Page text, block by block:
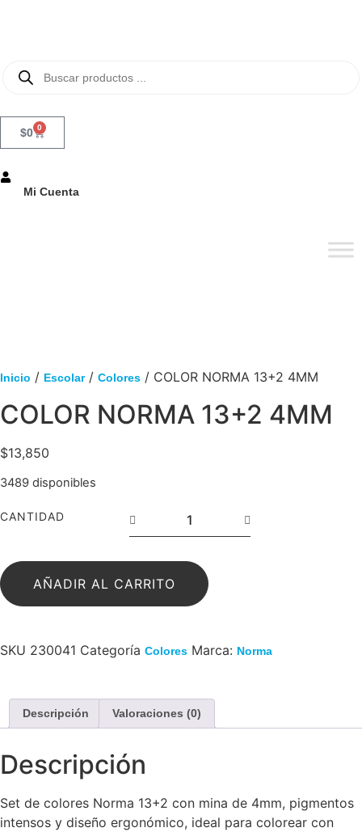
$0 0
Mi Cuenta
Inicio / Escolar/ Colores / COLOR NORMA 13+2 4MM
COLOR NORMA 13+2 4MM
$13,850
3489 disponibles
CANTIDAD
AÑADIR AL CARRITO
SKU 230041 Categoría Colores Marca: Norma
Descripción Valoraciones (0)
Descripción
Set de colores Norma 13+2 con mina de 4mm, pigmentos
intensos y diseño ergonómico, ideal para colorear con